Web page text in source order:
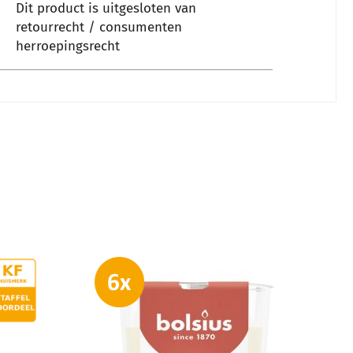
Dit product is uitgesloten van
retourrecht / consumenten
herroepingsrecht